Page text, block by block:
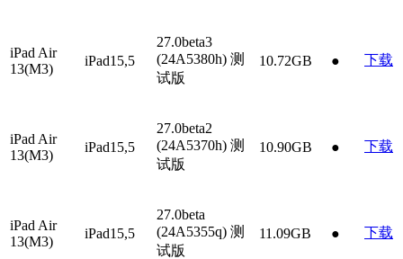
iPad Air
13(M3)
iPad15,5
27.0beta3
(24A5380h) 测
试版
10.72GB ● 下载
iPad Air
13(M3)
iPad15,5
27.0beta2
(24A5370h) 测
试版
10.90GB ● 下载
iPad Air
13(M3)
iPad15,5
27.0beta
(24A5355q) 测
试版
11.09GB ● 下载